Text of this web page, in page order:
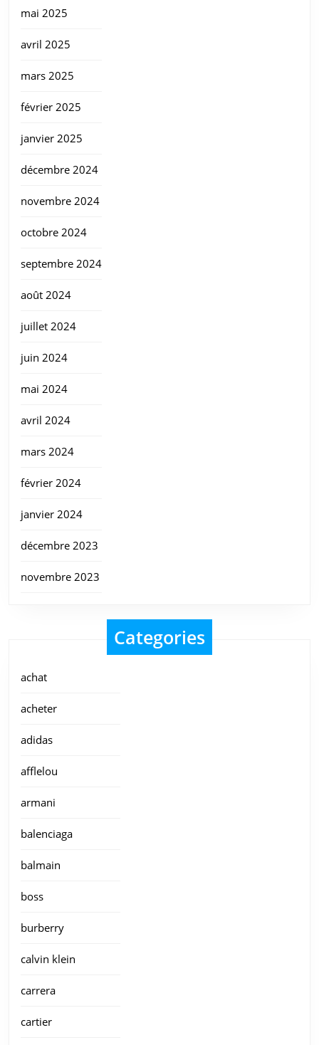
mai 2025
avril 2025
mars 2025
février 2025
janvier 2025
décembre 2024
novembre 2024
octobre 2024
septembre 2024
août 2024
juillet 2024
juin 2024
mai 2024
avril 2024
mars 2024
février 2024
janvier 2024
décembre 2023
novembre 2023
Categories
achat
acheter
adidas
afflelou
armani
balenciaga
balmain
boss
burberry
calvin klein
carrera
cartier